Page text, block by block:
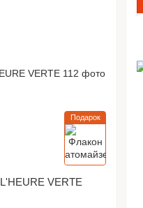
Подарок
VERTE